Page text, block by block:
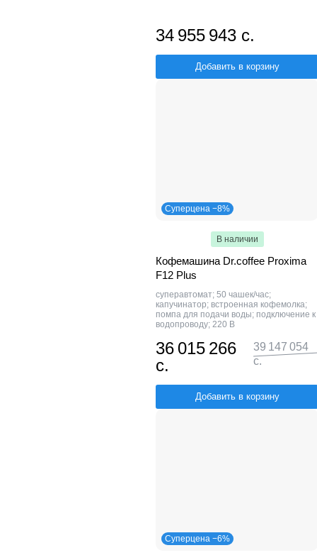
34 955 943 с.
Добавить в корзину
Суперцена −8%
В наличии
Кофемашина Dr.coffee Proxima
F12 Plus
суперавтомат; 50 чашек/час;
капучинатор; встроенная кофемолка;
помпа для подачи воды; подключение к
водопроводу; 220 В
36 015 266
с.
39 147 054
с.
Добавить в корзину
Суперцена −6%